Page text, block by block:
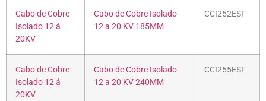
Cabo de Cobre
Isolado 12 á
20KV
Cabo de Cobre Isolado
12 a 20 KV 185MM
CCI252ESF
Cabo de Cobre
Isolado 12 á
20KV
Cabo de Cobre Isolado
12 a 20 KV 240MM
CCI255ESF